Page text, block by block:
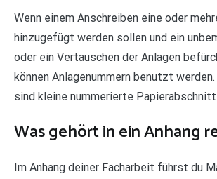
Wenn einem Anschreiben eine oder
hinzugefügt werden sollen und ein
oder ein Vertauschen der Anlagen
können Anlagenummern benutzt
sind kleine nummerierte
Was gehört in ein Anhang
Im Anhang deiner Facharbeit führst du